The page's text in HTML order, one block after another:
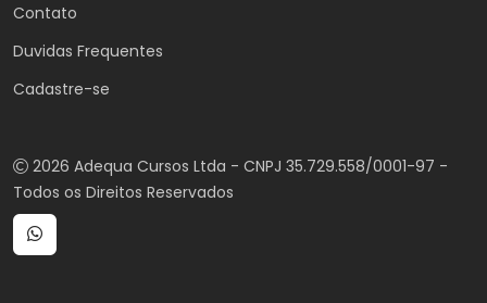
Contato
Duvidas Frequentes
Cadastre-se
2026 Adequa Cursos Ltda - CNPJ 35.729.558/0001-97 -
Todos os Direitos Reservados